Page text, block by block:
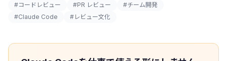
#コードレビュー #PR レビュー
#チーム開発
#Claude Code
#レビュー文化